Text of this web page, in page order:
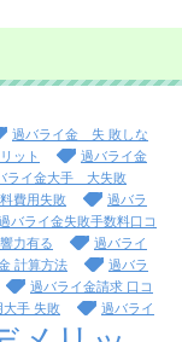
過バライ金 失 敗しな
ット
過バライ金
ライ金大手 大失敗
費用失敗
過バラ
バライ金失敗手数料口コ
力有る
過バライ
計算方法
過バラ
過バライ金請求 口コ
大手 失敗 過バライ